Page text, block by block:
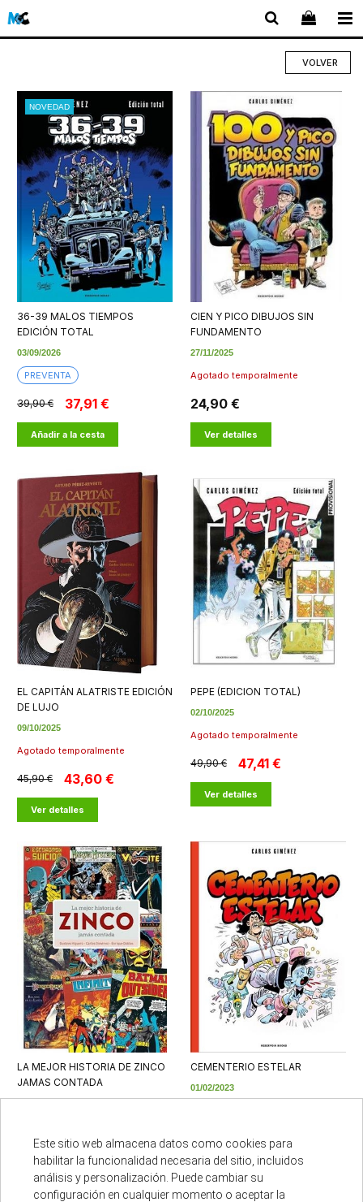
VOLVER
NOVEDAD
36-39 MALOS TIEMPOS
EDICIÓN TOTAL
03/09/2026
PREVENTA
39,90 € 37,91 €
Añadir a la cesta
CIEN Y PICO DIBUJOS SIN
FUNDAMENTO
27/11/2025
Agotado temporalmente
24,90 €
Ver detalles
EL CAPITÁN ALATRISTE EDICIÓN
DE LUJO
09/10/2025
Agotado temporalmente
45,90 € 43,60 €
Ver detalles
PEPE (EDICION TOTAL)
02/10/2025
Agotado temporalmente
49,90 € 47,41 €
Ver detalles
LA MEJOR HISTORIA DE ZINCO
JAMAS CONTADA
27,96 € 26,56 €
Ver detalles
CEMENTERIO ESTELAR
01/02/2023
21,90 € 20,81 €
Ver detalles
Este sitio web almacena datos como cookies para
habilitar la funcionalidad necesaria del sitio, incluidos
análisis y personalización. Puede cambiar su
configuración en cualquier momento o aceptar la